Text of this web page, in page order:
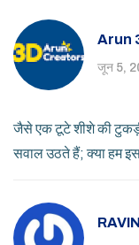
Arun
जून 5,
जैसे एक टूटे शीशे की टुकड़ी
सवाल उठते हैं; क्या हम